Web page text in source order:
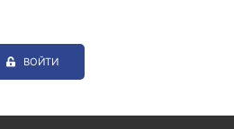
ВОЙТИ